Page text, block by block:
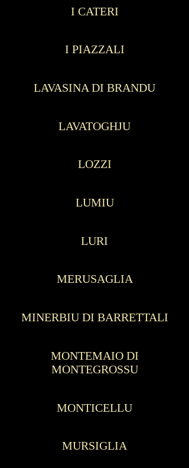
I CATERI
I PIAZZALI
LAVASINA DI BRANDU
LAVATOGHJU
LOZZI
LUMIU
LURI
MERUSAGLIA
MINERBIU DI BARRETTALI
MONTEMAIO DI
MONTEGROSSU
MONTICELLU
MURSIGLIA